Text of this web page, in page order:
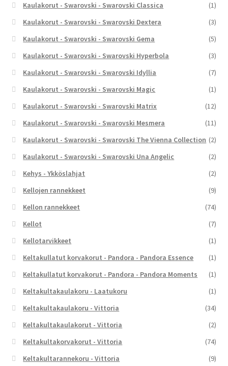
Kaulakorut - Swarovski - Swarovski Classica
(1)
Kaulakorut - Swarovski - Swarovski Dextera
(3)
Kaulakorut - Swarovski - Swarovski Gema
(5)
Kaulakorut - Swarovski - Swarovski Hyperbola
(3)
Kaulakorut - Swarovski - Swarovski Idyllia
(7)
Kaulakorut - Swarovski - Swarovski Magic
(1)
Kaulakorut - Swarovski - Swarovski Matrix
(12)
Kaulakorut - Swarovski - Swarovski Mesmera
(11)
Kaulakorut - Swarovski - Swarovski The Vienna Collection (2)
Kaulakorut - Swarovski - Swarovski Una Angelic
(2)
Kehys - Ykköslahjat
(2)
Kellojen rannekkeet
(9)
Kellon rannekkeet
(74)
Kellot
(7)
Kellotarvikkeet
(1)
Keltakullatut korvakorut - Pandora - Pandora Essence
(1)
Keltakullatut korvakorut - Pandora - Pandora Moments
(1)
Keltakultakaulakoru - Laatukoru
(1)
Keltakultakaulakoru - Vittoria
(34)
Keltakultakaulakorut - Vittoria
(2)
Keltakultakorvakorut - Vittoria
(74)
Keltakultarannekoru - Vittoria
(9)